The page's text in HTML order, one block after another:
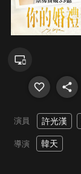
演員 許光漢
導演 韓天